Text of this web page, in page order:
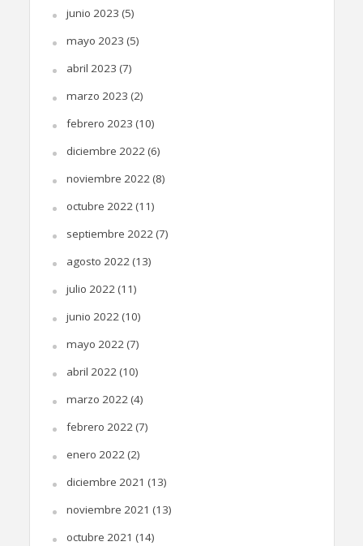
junio 2023 (5)
mayo 2023 (5)
abril 2023 (7)
marzo 2023 (2)
febrero 2023 (10)
diciembre 2022(6)
noviembre 2022(8)
octubre 2022(11)
septiembre 2022(7)
agosto 2022(13)
julio 2022(11)
junio 2022(10)
mayo 2022(7)
abril 2022(10)
marzo 2022(4)
febrero 2022(7)
enero 2022(2)
diciembre 2021 (13)
noviembre 2021 (13)
octubre 2021 (14)